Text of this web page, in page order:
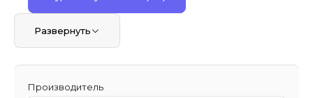
Развернуть
Производитель